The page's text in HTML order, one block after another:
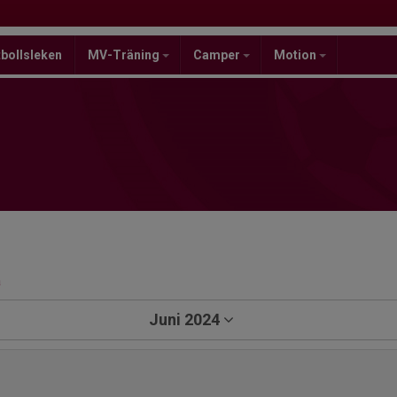
MV-Träning Camper Motion
Juni 2024